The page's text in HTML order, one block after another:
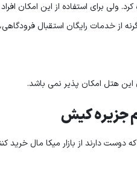
ولی برای استفاده از این امکان
از خدمات رایگان استقبال
این هتل امکان پذیر نمی باشد.
جزیره کیش
کیلومتر می باشد. افرادی که دوست دارند از بازار